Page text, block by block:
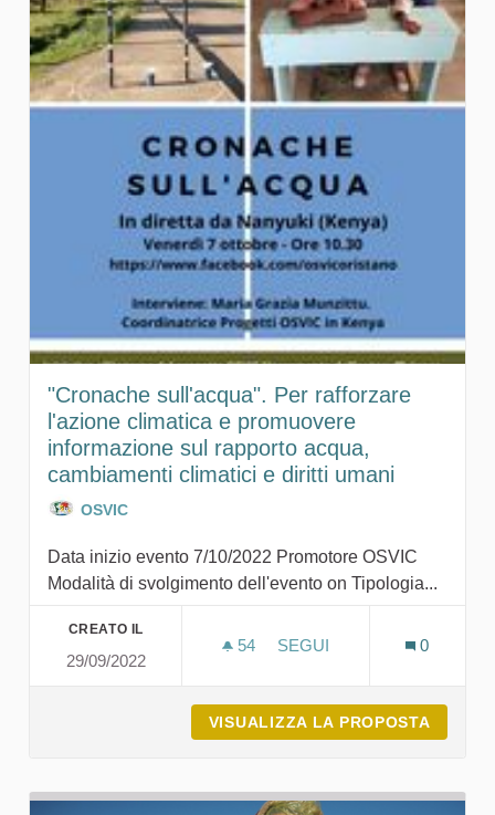
"Cronache sull'acqua". Per rafforzare
l'azione climatica e promuovere
informazione sul rapporto acqua,
cambiamenti climatici e diritti umani
OSVIC
Data inizio evento 7/10/2022 Promotore OSVIC
Modalità di svolgimento dell'evento on Tipologia...
CREATO IL
29/09/2022
54 54 SOSTENITORI
SEGUI
0
VISUALIZZA LA PROPOSTA